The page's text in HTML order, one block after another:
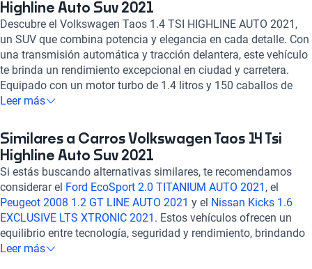
Highline Auto Suv 2021
Descubre el Volkswagen Taos 1.4 TSI HIGHLINE AUTO 2021,
un SUV que combina potencia y elegancia en cada detalle. Con
una transmisión automática y tracción delantera, este vehículo
te brinda un rendimiento excepcional en ciudad y carretera.
Equipado con un motor turbo de 1.4 litros y 150 caballos de
fuerza, experimentarás una conducción dinámica y eficiente.
Auto te mantienen conectado y cómodo en todo momento. Con
6 airbags, frenos ABS y asistencia de frenado, la seguridad es
una prioridad. Con una calificación destacada en consumo de
combustible, potencia, confort y seguridad, el Volkswagen Taos
1.4 TSI HIGHLINE AUTO 2021 es la elección perfecta para
quienes buscan un SUV versátil y confiable. ¡Haz tuya la
experiencia Volkswagen con Kavak!
Leer más
Similares a Carros Volkswagen Taos 14 Tsi
Highline Auto Suv 2021
Si estás buscando alternativas similares, te recomendamos
considerar el Ford EcoSport 2.0 TITANIUM AUTO 2021 , el
Peugeot 2008 1.2 GT LINE AUTO 2021 y el Nissan Kicks 1.6
EXCLUSIVE LTS XTRONIC 2021 . Estos vehículos ofrecen un
equilibrio entre tecnología, seguridad y rendimiento, brindando
una experiencia de conducción confiable y cómoda. Explora
Leer más